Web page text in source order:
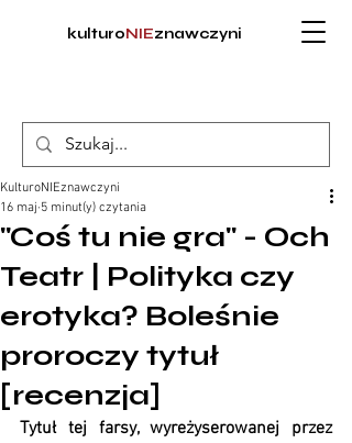
kulturoNIEznawczyni
"Coś tu nie gra" - Och
Teatr | Polityka czy
erotyka? Boleśnie
proroczy tytuł
[recenzja]
KulturoNIEznawczyni
16 maj 5 minut(y) czytania
Tytuł tej farsy, wyreżyserowanej przez